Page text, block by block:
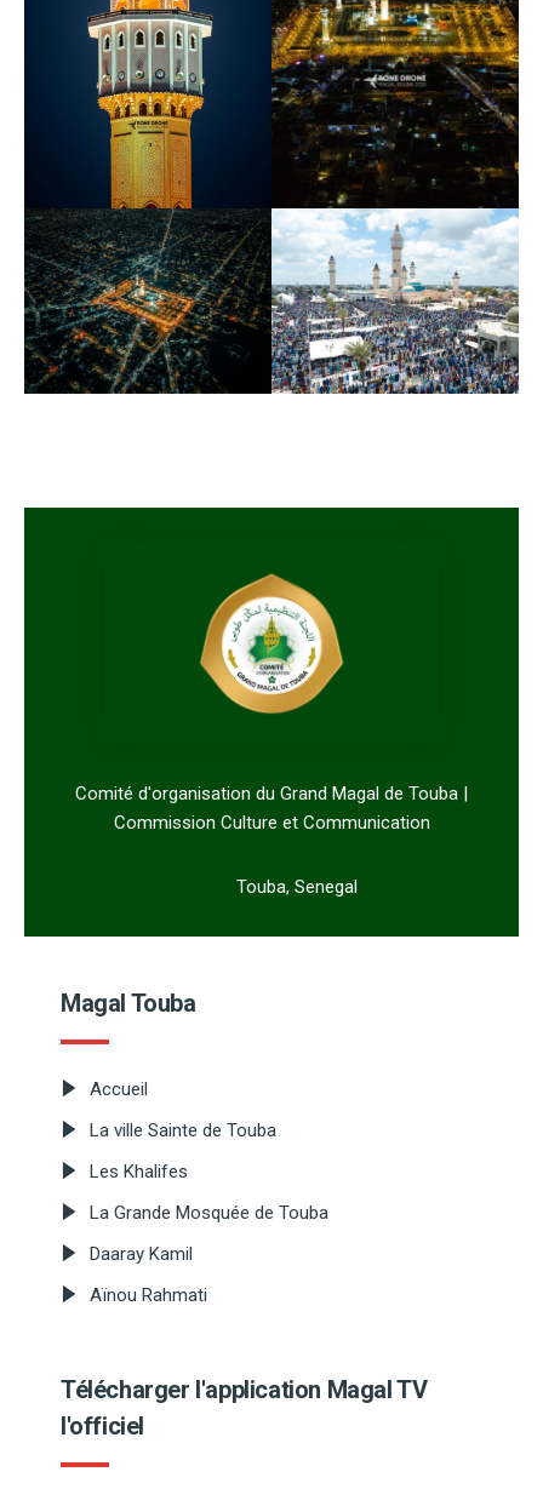
Comité d'organisation du Grand Magal de Touba |
Commission Culture et Communication
Touba, Senegal
Magal Touba
Accueil
La ville Sainte de Touba
Les Khalifes
La Grande Mosquée de Touba
Daaray Kamil
Aïnou Rahmati
Télécharger l'application Magal TV
l'officiel